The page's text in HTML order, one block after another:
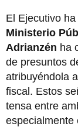
El Ejecutivo
Ministerio
Adrianzén ha
de presuntos
atribuyéndola
fiscal. Estos
tensa entre
especialmente